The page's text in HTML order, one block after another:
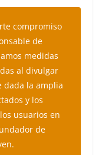
compromiso
de
medidas
al divulgar
dada la amplia
y los
usuarios en
de